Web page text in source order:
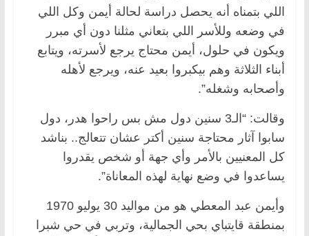
اللي بتمناه أنه يحصل دراسة لحالة أيمن وكل اللي
في وضعه وللأسر اللي بتعاني مثلنا دون أي مبرر
ويكون في حلول، أيمن محتاج يرجع لأسرته، ويتابع
أبناء الثلاثة وهم بيكبروا بعيد عنه، ويرجع لأهله
وأصحابه وشغله”.
وقالت: “الـ3 سنين دول مش بس راحوا هدر، دول
سابوا آثار محتاجة سنين أكتر عشان تتعالج.. بناشد
كل المعنيين بالأمر وأي جهة أو شخص يقدروا
يساعدوا في وضع نهاية لهذه المعاناة”.
وأيمن عبد المعطي هو من مواليد 30 يوليو 1970
بمنطقة قايتباي بحي الجمالية، وتربي في حي شبرا